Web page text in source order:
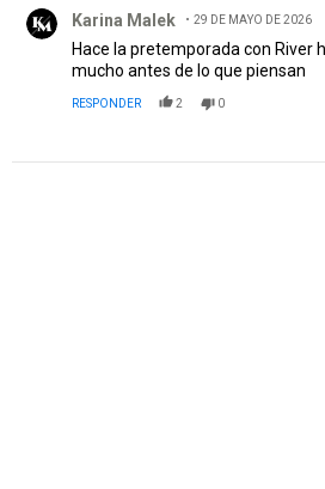
Karina Malek 29 DE MAYO DE 2026
Hace la pretemporada con River
mucho antes de lo que piensan
RESPONDER 2 0